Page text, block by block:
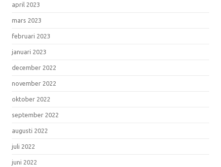
april 2023
mars 2023
februari 2023
januari 2023
december 2022
november 2022
oktober 2022
september 2022
augusti 2022
juli 2022
juni 2022